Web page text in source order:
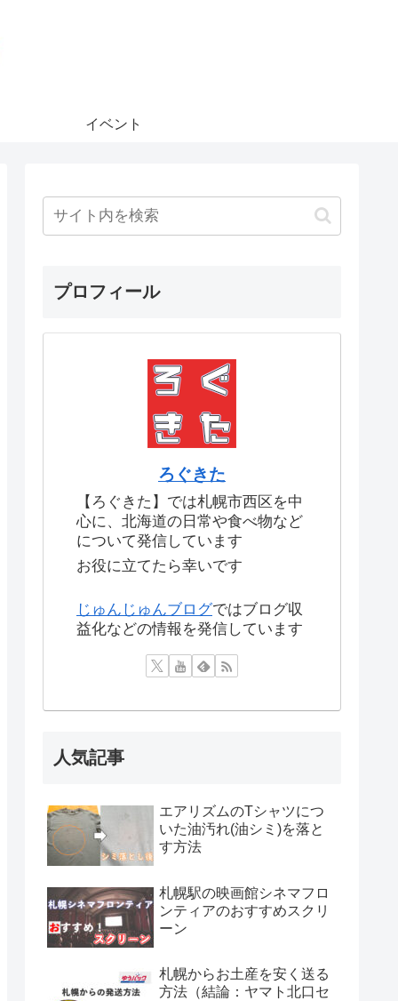
イベント
プロフィール
ろぐきた
【ろぐきた】では札幌市西区を中
心に、北海道の日常や食べ物など
について発信しています
お役に立てたら幸いです
じゅんじゅんブログではブログ収
益化などの情報を発信しています
人気記事
エアリズムのTシャツにつ
いた油汚れ(油シミ)を落と
す方法
札幌駅の映画館シネマフロ
ンティアのおすすめスクリ
ーン
札幌からお土産を安く送る
方法（結論：ヤマト北口セ